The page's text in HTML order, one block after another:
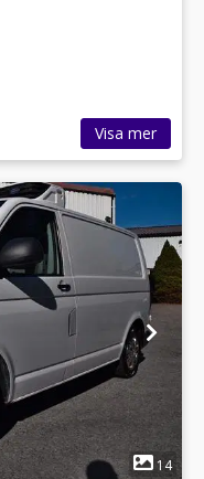
Visa mer
14